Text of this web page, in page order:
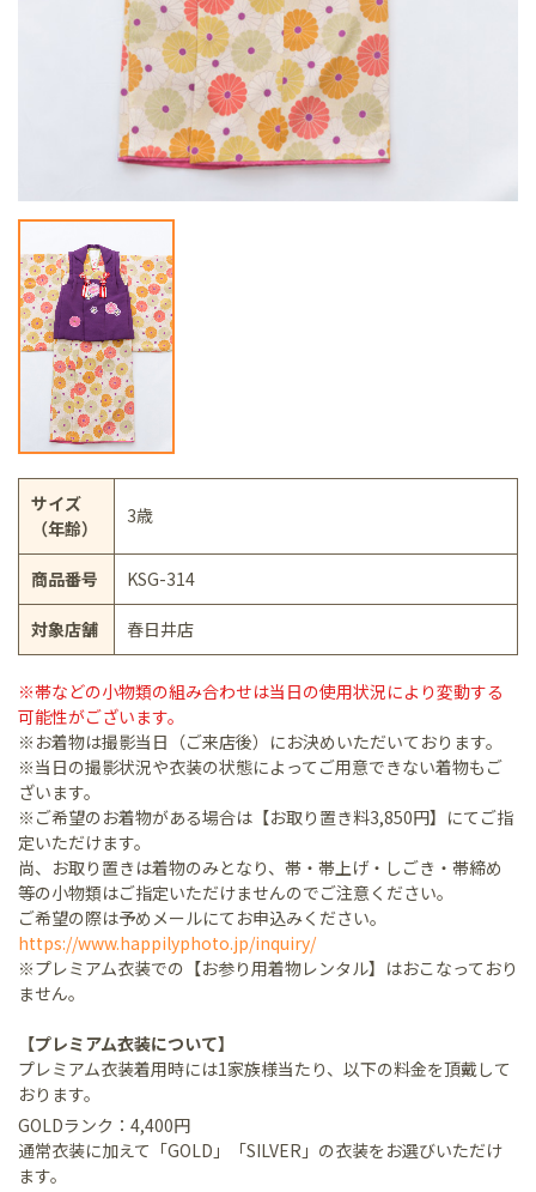
サイズ
（年齢）
3歳
商品番号 KSG-314
対象店舗 春日井店
※帯などの小物類の組み合わせは当日の使用状況により変動する
可能性がございます。
※お着物は撮影当日（ご来店後）にお決めいただいております。
※当日の撮影状況や衣装の状態によってご用意できない着物もご
ざいます。
※ご希望のお着物がある場合は【お取り置き料3,850円】にてご指
定いただけます。
尚、お取り置きは着物のみとなり、帯・帯上げ・しごき・帯締め
等の小物類はご指定いただけませんのでご注意ください。
ご希望の際は予めメールにてお申込みください。
https://www.happilyphoto.jp/inquiry/
※プレミアム衣装での【お参り用着物レンタル】はおこなっており
ません。
【プレミアム衣装について】
プレミアム衣装着用時には1家族様当たり、以下の料金を頂戴して
おります。
GOLDランク：4,400円
通常衣装に加えて「GOLD」「SILVER」の衣装をお選びいただけ
ます。